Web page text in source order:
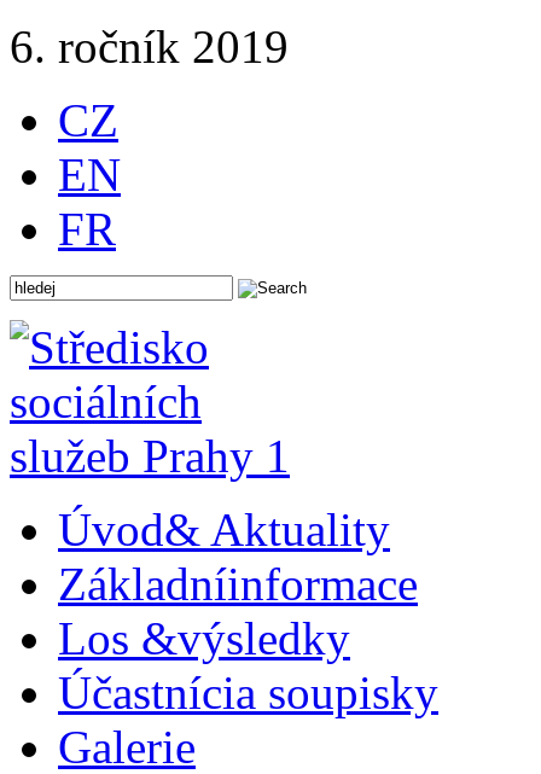
6. ročník 2019
CZ
EN
FR
Úvod& Aktuality
Základníinformace
Los &výsledky
Účastnícia soupisky
Galerie